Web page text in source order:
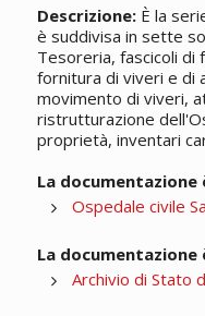
Descrizione:È la
è suddivisa in sette
Tesoreria, fascicoli di
fornitura di viveri e di
movimento di viveri,
ristrutturazione
proprietà, inventari
La
Ospedale civile
La documentazione
Archivio di Stato